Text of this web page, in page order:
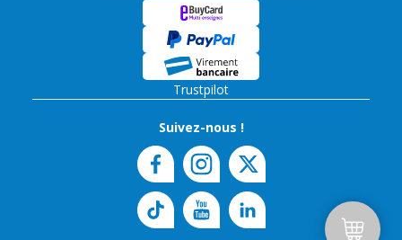
Trustpilot
Suivez-nous !